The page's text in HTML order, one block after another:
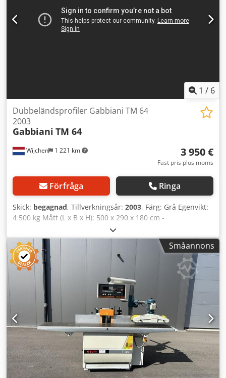
1 / 6
Wijchen 1 221 km
Dubbeländsprofiler Gabbiani TM 64
2003
Gabbiani TM 64
3 950 €
Fast pris plus moms
Förfråga Ringa
Skick: begagnad, Tillverkningsår: 2003, Färg: Grå Egenvikt:
4 500 kg Mått (L x B x H): 500 x 290 x 180 cm -
Tillverkningsår: 2003 - Dokumentation tillgänglig: Nej - CE-
certifikat finns: Nej - Serienummer: 6574 - Max.
arbetsbredd [mm]: 2800 - Transportmått: 5000 mm x 2900
mm x 1800 mm (l x b x h) Dodpfxezi U T Is Ab Eskr -
Transportvikt [kg]: 4500 kg - Transportförpackningar [st]: 1
Finansiell information Moms: Det angivna priset är
exklusive moms. Moms/marginalbeskattning: Moms kan
dras av för företag. Leverans och inbyte är möjligt när som
helst för alla produkter inom industrisektorn. Yorick
Diebels
Småannons